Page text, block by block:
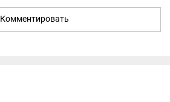
Комментировать